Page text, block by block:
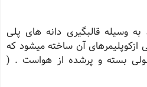
وسیله قالبگیری دانه های پلی
ازکوپلیمرهای آن ساخته میشود که
بسته و پرشده از هواست . (